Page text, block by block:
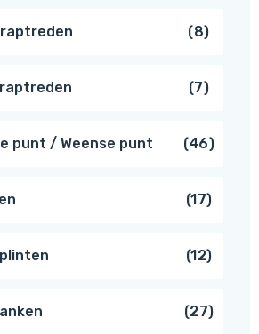
88
77
punt / Weense punt 4646
1717
1212
2727